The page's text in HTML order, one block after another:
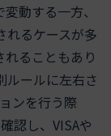
動する一方、
れるケースが多
ることもあり
ルールに左右さ
ンを行う際
認し、VISAや